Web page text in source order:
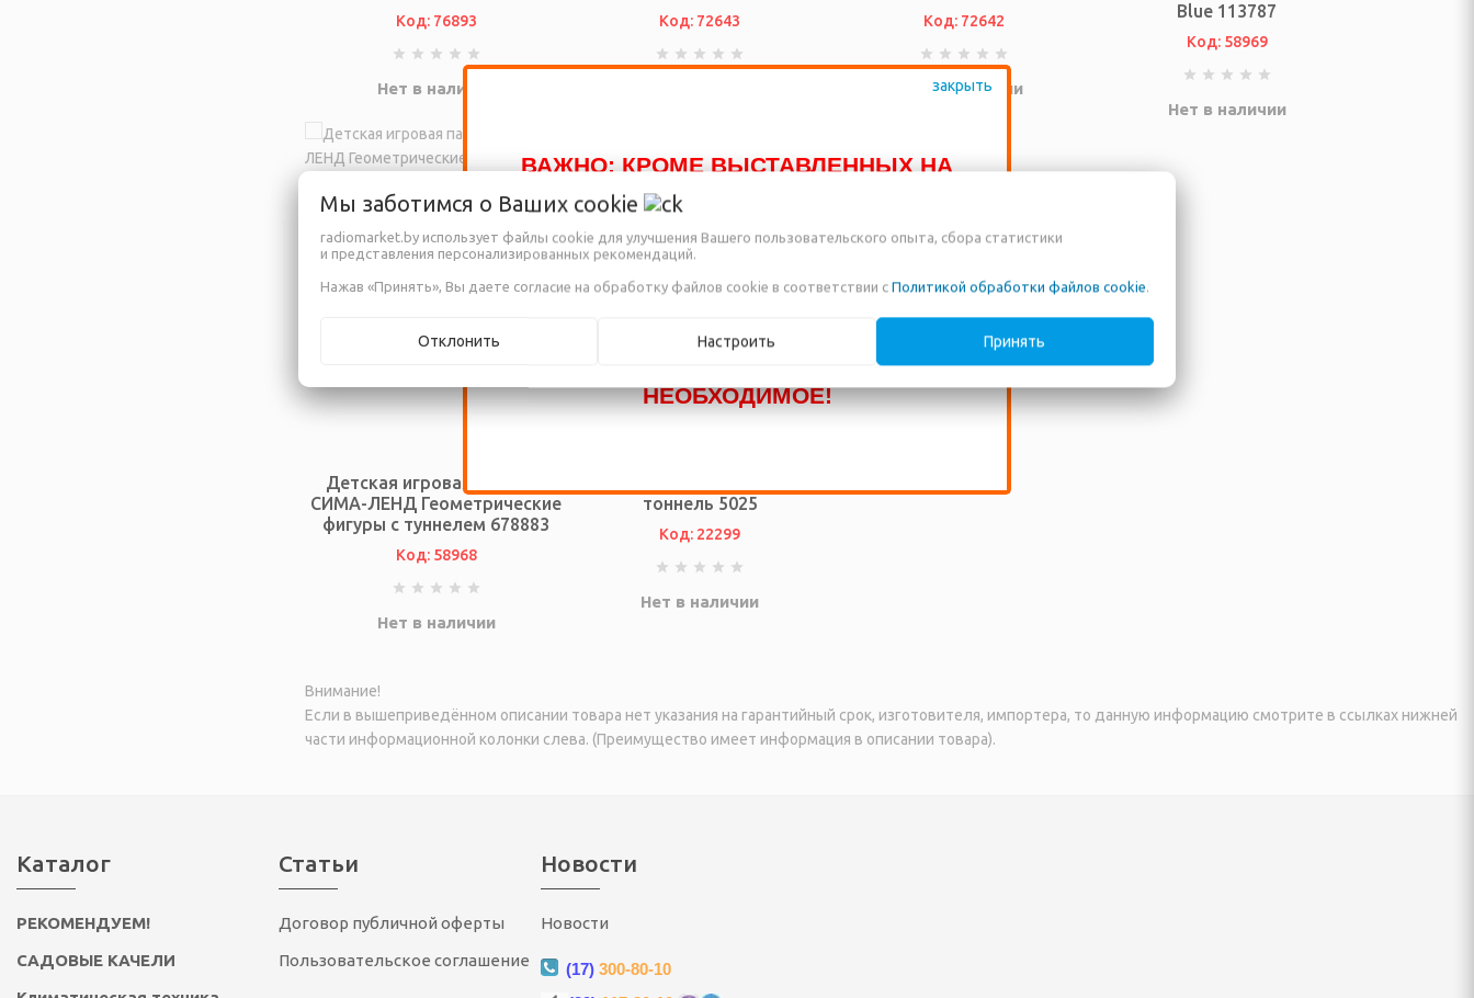
ВАЖНО: КРОМЕ ВЫСТАВЛЕННЫХ НА
САЙТЕ ТОВАРОВ, ДОСТУПНО К ПРОДАЖЕ
ЕЩЁ МНОГО ДРУГИХ НАИМЕНОВАНИЙ,
КОТОРЫЕ ПОКА ЕЩЁ НЕ ВНЕСЕНЫ В НАШ
КАТАЛОГ! ЗВОНИТЕ ПО НАШИМ
ТЕЛЕФОНАМ, ИЛИ ПИШИТЕ В ЧАТ И МЫ
ПОМОЖЕМ ВАМ ПРИОБРЕСТИ
НЕОБХОДИМОЕ!
Код: 76893
Нет в наличии
Код: 72643 Код: 72642
Нет в наличии
Blue 113787
Код: 58969
Нет в наличии
Детская игровая палатка
СИМА-ЛЕНД Геометрические
фигуры с туннелем 678883
Код: 58968
Нет в наличии
тоннель 5025
Код: 22299
Нет в наличии
Внимание!
Если в вышеприведённом описании товара нет указания на гарантийный срок, изготовителя, импортера, то данную информацию смотрите в ссылках нижней
части информационной колонки слева. (Преимущество имеет информация в описании товара).
Каталог
РЕКОМЕНДУЕМ!
САДОВЫЕ КАЧЕЛИ
Статьи
Договор публичной оферты
Пользовательское соглашение
Новости
Новости
(17) 300-80-10
Мы заботимся о Ваших cookie
radiomarket.by использует файлы cookie для улучшения Вашего пользовательского опыта, сбора статистики
и представления персонализированных рекомендаций.
Нажав «Принять», Вы даете согласие на обработку файлов cookie в соответствии с Политикой обработки файлов cookie.
Отклонить Настроить Принять